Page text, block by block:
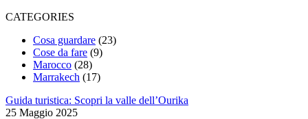
CATEGORIES
Cosa guardare (23)
Cose da fare (9)
Marocco (28)
Marrakech (17)
Guida turistica: Scopri la valle dell’Ourika
25 Maggio 2025